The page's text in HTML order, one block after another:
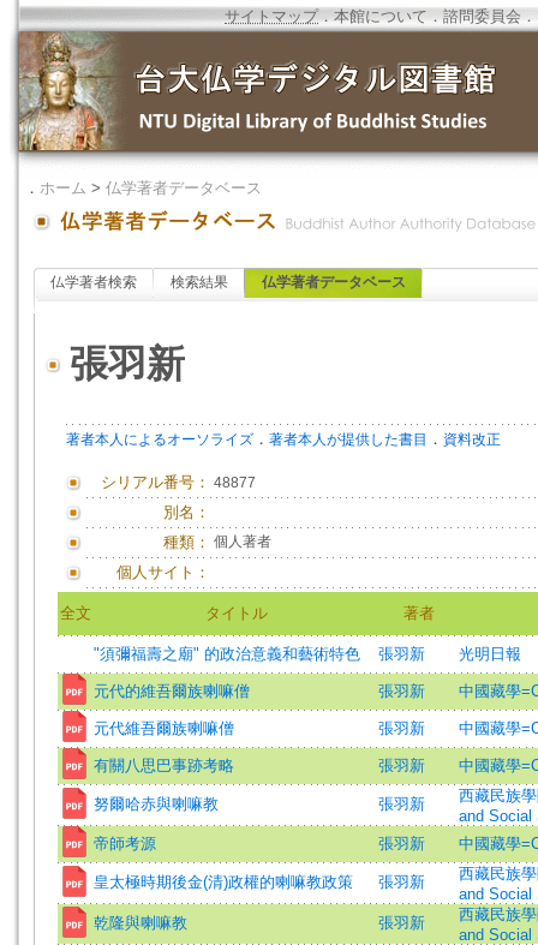
サイトマップ．本館について ．諮問委員会 ．
． ホーム > 仏学著者データベース
仏学著者検索 検索結果 仏学著者データベース
張羽新
著者本人によるオーソライズ ． 著者本人が提供した書目 ． 資料改正
シリアル番号： 48877
別名：
種類： 個人著者
個人サイト：
全文 タイトル 著者
"須彌福壽之廟" 的政治意義和藝術特色 張羽新 光明日報
元代的維吾爾族喇嘛僧 張羽新 中國藏學
元代維吾爾族喇嘛僧 張羽新 中國藏學
有關八思巴事跡考略 張羽新 中國藏學
努爾哈赤與喇嘛教 張羽新
西藏民族
and Social
帝師考源
張羽新 中國藏學
皇太極時期後金(清)政權的喇嘛教政策 張羽新
西藏民族
and Social
乾隆與喇嘛教
張羽新
西藏民族
and Social